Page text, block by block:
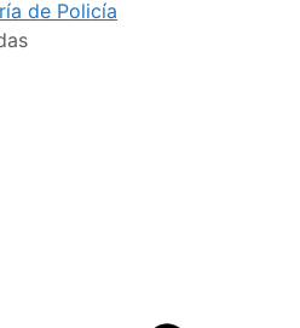
de Policía